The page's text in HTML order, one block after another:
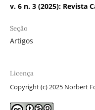
v. 6 n. 3 (2025): Revista
Seção
Artigos
Licença
Copyright (c) 2025 Norbert